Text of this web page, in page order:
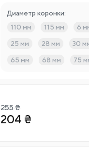
Диаметр коронки:
110 мм
115 мм 6
25 мм 28 мм 30
65 мм 68 мм 75
255₴
204 ₴